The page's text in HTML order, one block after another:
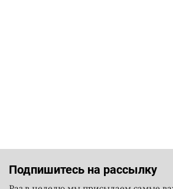
Подпишитесь на рассылку